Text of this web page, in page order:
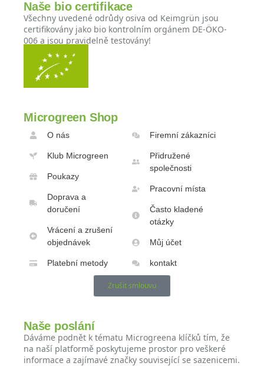
Naše bio certifikace
Všechny uvedené odrůdy osiva od Keimgrün jsou
certifikovány jako bio kontrolním orgánem DE-ÖKO-
006 a jsou pravidelně testovány!
Microgreen Shop
O nás
Klub Microgreen
Poukazy
Doprava a
doručení
Vrácení a zrušení
objednávek
Platební metody
Firemní zákazníci
Přidružené
společnosti
Pracovní místa
Často kladené
otázky
Můj účet
kontakt
Zrušit smlouvu
Naše poslání
Dáváme podnět k tématu Microgreena klíčků tím, že
na naší platformě poskytujeme prostor pro veškeré
informace a zajímavé značky související se sazenicemi.